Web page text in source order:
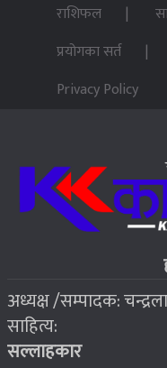
पन्ध्र सय घर
६ जहाँ चट्याङबाट
२०७६ बैशाख १३, शुक्रबार
फोरम सुनसरीको
२०७६ बैशाख १३, शुक्रबार
८ भूकम्प पीडितलाई घर
राशिफल
प्रयोगका सर्त
Privacy Policy
अध्यक्ष /सम्पादक:
साहित्य:
सल्लाहकार